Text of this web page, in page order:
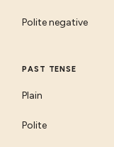
Polite negative
PAST TENSE
Plain
Polite